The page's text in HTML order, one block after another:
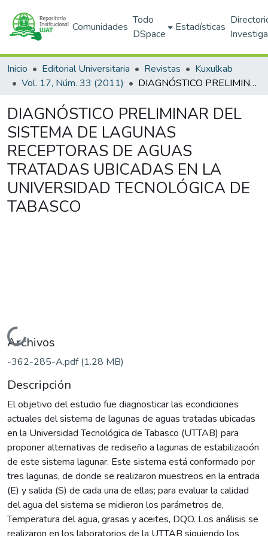
Comunidades
Todo
DSpace
Estadísticas
Inicio Editorial Universitaria Revistas
Kuxulkab
Vol. 17, Núm. 33 (2011)
DIAGNÓSTICO PRELIMINAR DEL SISTEMA DE LAGUNAS RECEPTORAS DE AGUAS TRATADAS UBICADAS EN LA UNIVERSIDAD TECNOLÓGICA DE TABASCO
DIAGNÓSTICO PRELIMINAR DEL
SISTEMA DE LAGUNAS
RECEPTORAS DE AGUAS
TRATADAS UBICADAS EN LA
UNIVERSIDAD TECNOLÓGICA DE
TABASCO
Cargando...
Archivos
-362-285-A.pdf(1.28 MB)
Descripción
El objetivo del estudio fue diagnosticar las econdiciones
actuales del sistema de lagunas de aguas tratadas ubicadas
en la Universidad Tecnológica de Tabasco (UTTAB) para
proponer alternativas de rediseño a lagunas de estabilización
de este sistema lagunar. Este sistema está conformado por
tres lagunas, de donde se realizaron muestreos en la entrada
(E) y salida (S) de cada una de ellas; para evaluar la calidad
del agua del sistema se midieron los parámetros de,
Temperatura del agua, grasas y aceites, DQO. Los análisis se